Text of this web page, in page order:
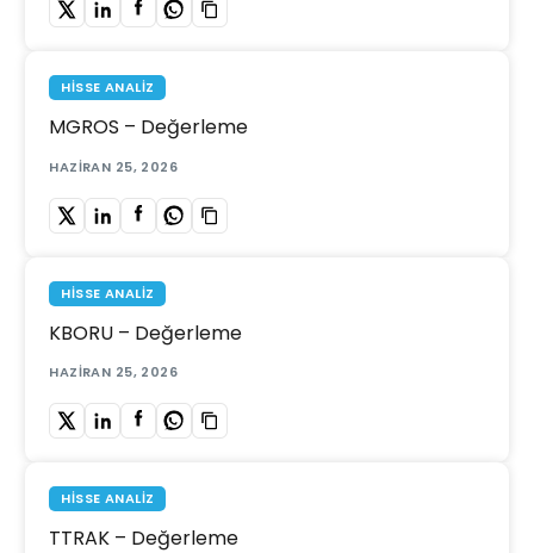
HISSE ANALIZ
MGROS – Değerleme
HAZIRAN 25, 2026
HISSE ANALIZ
KBORU – Değerleme
HAZIRAN 25, 2026
HISSE ANALIZ
TTRAK – Değerleme